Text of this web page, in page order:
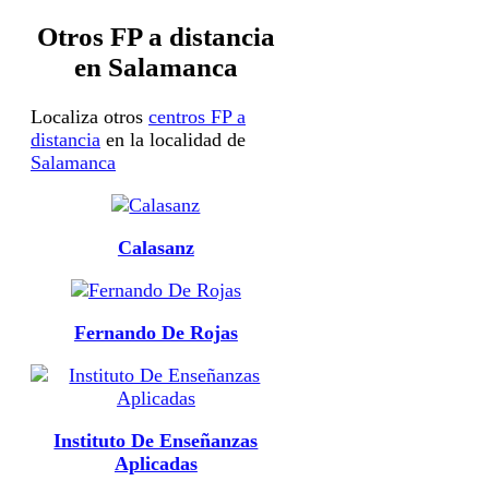
Otros FP a distancia
en Salamanca
Localiza otros centros FP a
distancia en la localidad de
Salamanca
Calasanz
Fernando De Rojas
Instituto De Enseñanzas
Aplicadas